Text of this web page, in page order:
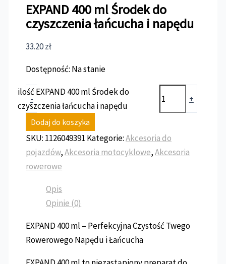
EXPAND 400 ml Środek do
czyszczenia łańcucha i napędu
33.20zł
Dostępność: Na stanie
-
ilość EXPAND 400 ml Środek do
czyszczenia łańcucha i napędu
+
Dodaj do koszyka
SKU: 1126049391 Kategorie:Akcesoria do
pojazdów,Akcesoria motocyklowe,Akcesoria
rowerowe
Opis
Opinie (0)
EXPAND 400 ml – Perfekcyjna Czystość Twego
Rowerowego Napędu i Łańcucha